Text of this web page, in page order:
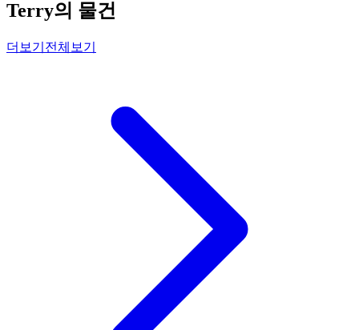
Terry의 물건
더보기 전체보기